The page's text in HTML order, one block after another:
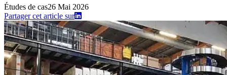
Études de cas26 Mai 2026
Partager cet article sur